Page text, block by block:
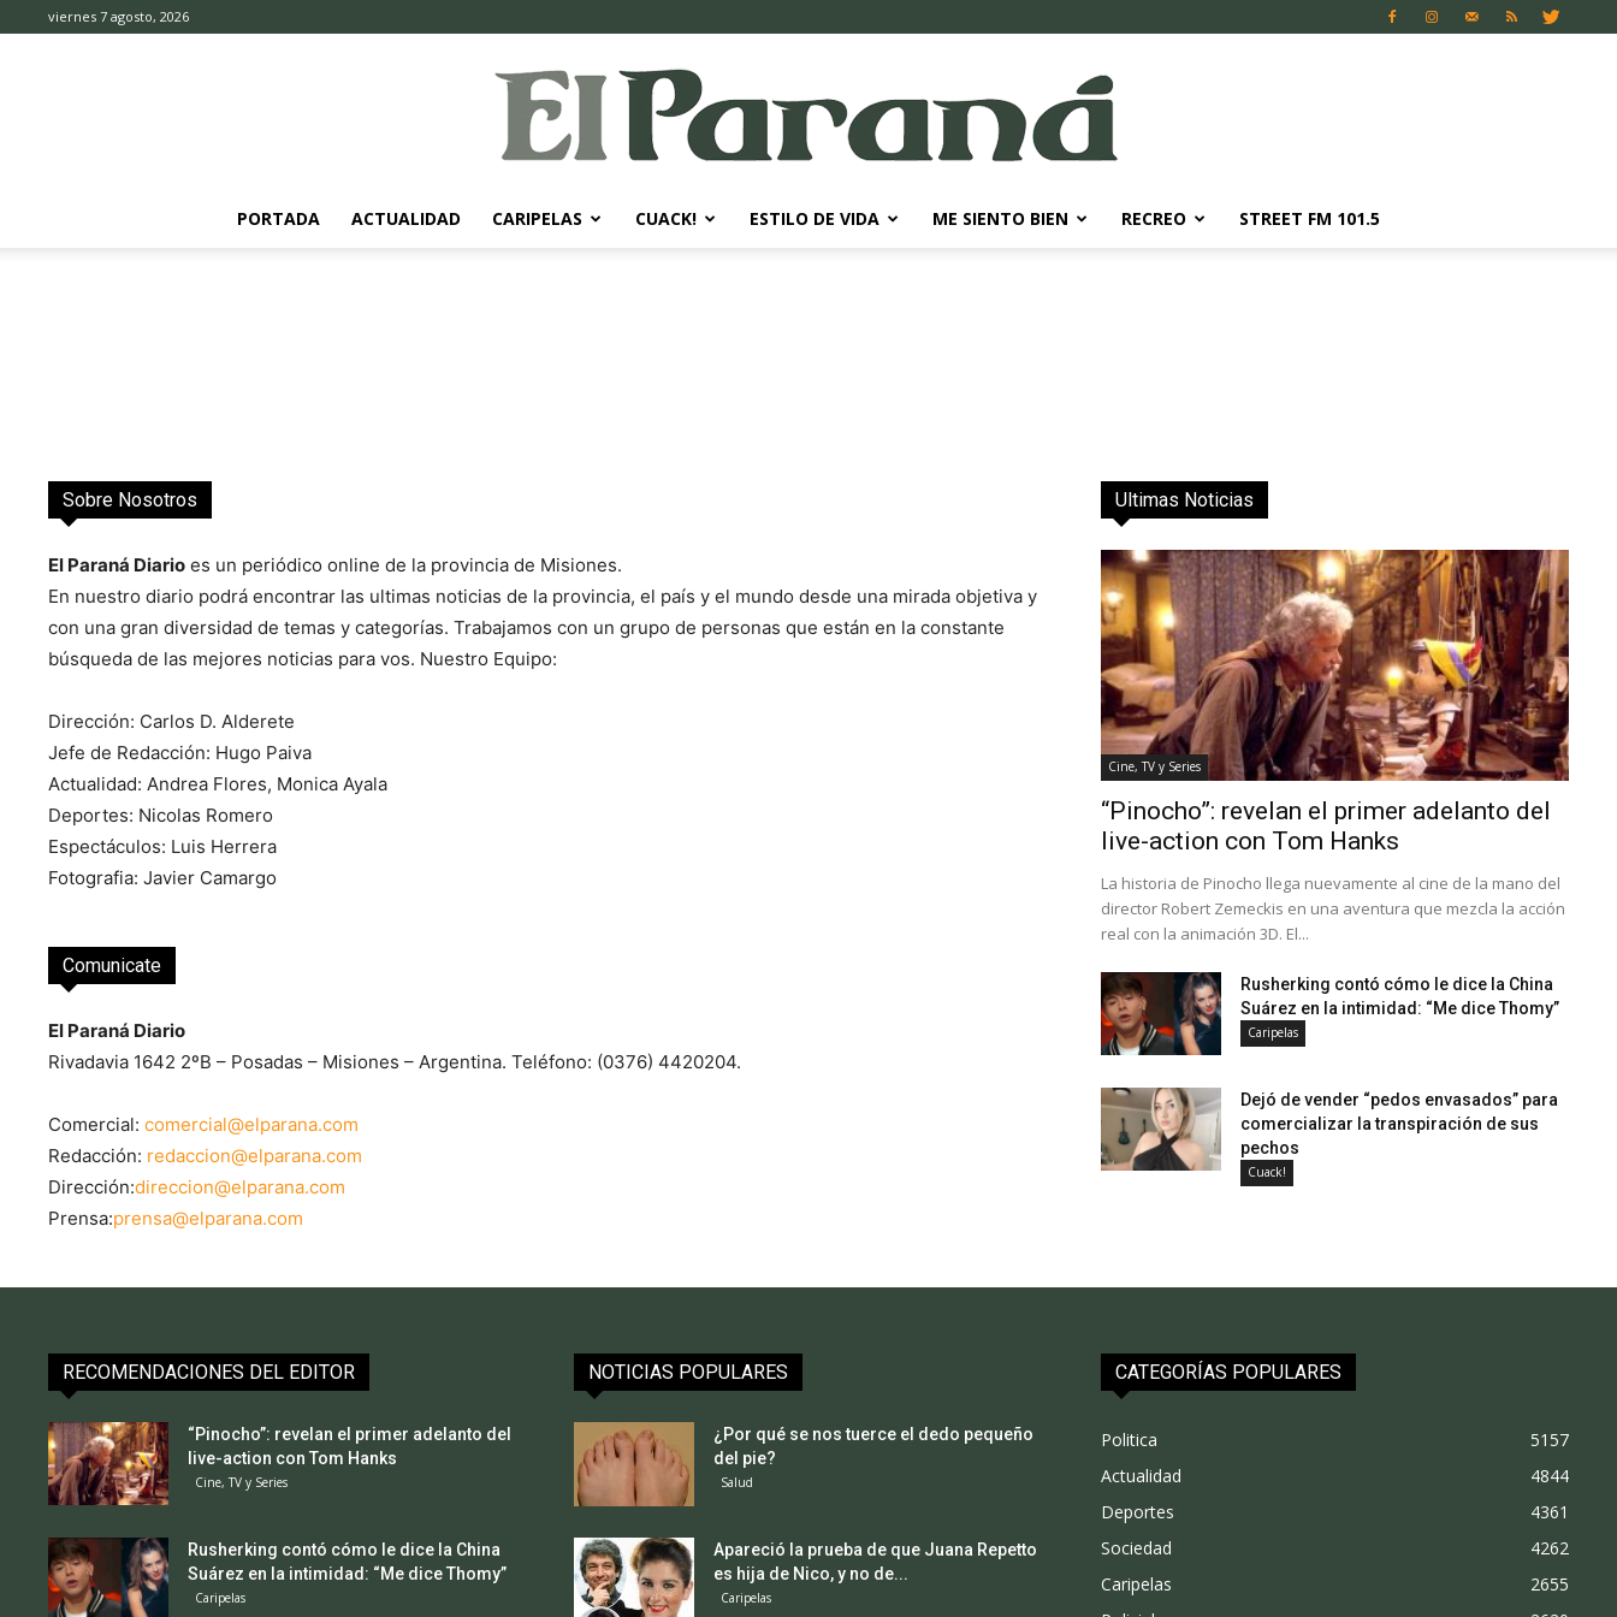
viernes 7 agosto, 2026
PORTADA ACTUALIDAD CARIPELAS CUACK! ESTILO DE VIDA ME SIENTO BIEN RECREO STREET FM 101.5
Sobre Nosotros
El Paraná Diario es un periódico online de la provincia de Misiones.
En nuestro diario podrá encontrar las ultimas noticias de la provincia, el país y el mundo desde una mirada objetiva y
con una gran diversidad de temas y categorías. Trabajamos con un grupo de personas que están en la constante
búsqueda de las mejores noticias para vos. Nuestro Equipo:
Dirección: Carlos D. Alderete
Jefe de Redacción: Hugo Paiva
Actualidad: Andrea Flores, Monica Ayala
Deportes: Nicolas Romero
Espectáculos: Luis Herrera
Fotografia: Javier Camargo
Comunicate
El Paraná Diario
Rivadavia 1642 2ºB – Posadas – Misiones – Argentina. Teléfono: (0376) 4420204.
Comercial:comercial@elparana.com
Redacción: redaccion@elparana.com
Dirección:direccion@elparana.com
Prensa:prensa@elparana.com
Ultimas Noticias
Cine, TV y Series
“Pinocho”: revelan el primer adelanto del
live-action con Tom Hanks
La historia de Pinocho llega nuevamente al cine de la mano del
director Robert Zemeckis en una aventura que mezcla la acción
real con la animación 3D. El...
Rusherking contó cómo le dice la China
Suárez en la intimidad: “Me dice Thomy”
Caripelas
Dejó de vender “pedos envasados” para
comercializar la transpiración de sus
pechos
Cuack!
RECOMENDACIONES DEL EDITOR
“Pinocho”: revelan el primer adelanto del
live-action con Tom Hanks
Cine, TV y Series
Rusherking contó cómo le dice la China
Suárez en la intimidad: “Me dice Thomy”
Caripelas
NOTICIAS POPULARES
¿Por qué se nos tuerce el dedo pequeño
del pie?
Salud
Apareció la prueba de que Juana Repetto
es hija de Nico, y no de...
Caripelas
CATEGORÍAS POPULARES
Politica
5157
Actualidad
4844
Deportes
4361
Sociedad
4262
Caripelas
2655